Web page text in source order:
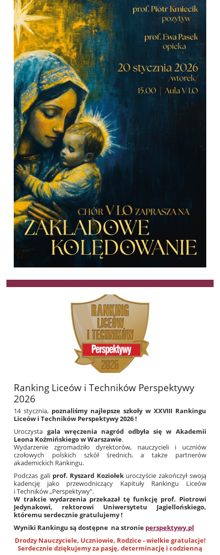
Ranking Liceów i Techników Perspektywy
2026
14 stycznia, poznaliśmy najlepsze szkoły w XXVIII Rankingu
Liceów i Techników Perspektywy 2026 !
Uroczysta gala wręczenia nagród odbyła się w Akademii
Leona Koźmińskiego w Warszawie.
Wydarzenie zgromadziło dyrektorów, nauczycieli i uczniów
czołowych polskich szkół średnich, a także partnerów
akademickich Rankingu.
Podczas gali prof. Ryszard Koziołek uroczyście zakończył swoją
kadencję jako przewodniczący Kapituły Rankingu Liceów
i Techników „Perspektywy”.
W trakcie wydarzenia przekazał tę funkcję prof. Piotrowi
Jedynakowi, rektorowi Uniwersytetu Jagiellońskiego,
któremu serdecznie gratulujemy !
Wyniki Rankingu są dostępne na stronie perspektywy.pl
Drodzy Nauczyciele, Uczniowie, Rodzice - wielkie gratulacje!
Serdecznie dziękujemy za pasję, determinację i codzienną